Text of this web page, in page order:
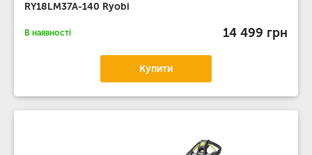
RY18LM37A-140 Ryobi
В наявності 14 499 грн
Купити